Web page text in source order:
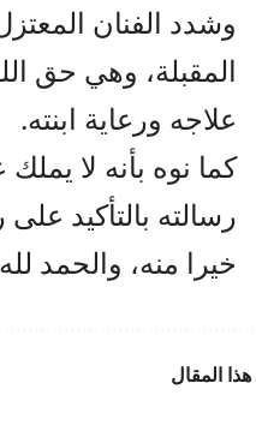
وشدد الفنان
المقبلة، وهي حق
علاجه ورعاية ابنته.
كما نوه بأنه لا
رسالته بالتأكيد
خيرا منه، والحمد
المقال